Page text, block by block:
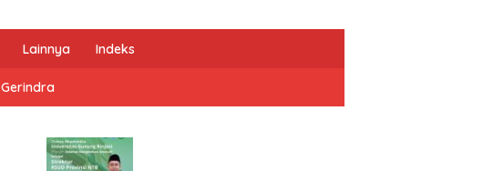
Lainnya Indeks
Gerindra